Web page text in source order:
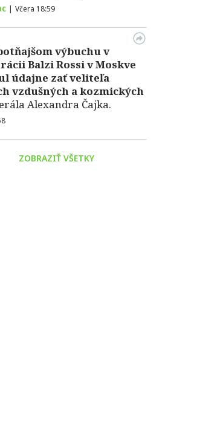
| Včera 18:59
výbuchu v
Balzi Rossi v Moskve
údajne zať veliteľa
vzdušných a kozmických
Alexandra Čajka.
ZOBRAZIŤ VŠETKY